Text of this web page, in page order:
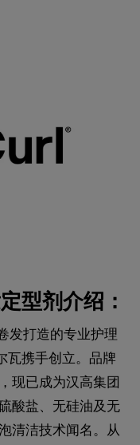
型剂介绍：
发打造的专业护理
瓦携手创立。品牌
现已成为汉高集团
酸盐、无硅油及无
清洁技术闻名。从